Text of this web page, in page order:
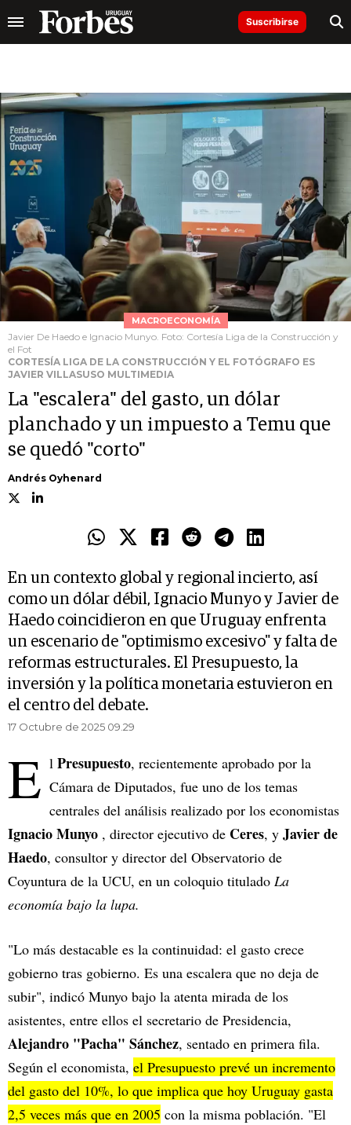
Suscribirse
MACROECONOMÍA
Javier De Haedo e Ignacio Munyo. Foto: Cortesía Liga de la Construcción y
el Fot
CORTESÍA LIGA DE LA CONSTRUCCIÓN Y EL FOTÓGRAFO ES
JAVIER VILLASUSO MULTIMEDIA
La "escalera" del gasto, un dólar
planchado y un impuesto a Temu que
se quedó "corto"
Andrés Oyhenard
En un contexto global y regional incierto, así
como un dólar débil, Ignacio Munyo y Javier de
Haedo coincidieron en que Uruguay enfrenta
un escenario de "optimismo excesivo" y falta de
reformas estructurales. El Presupuesto, la
inversión y la política monetaria estuvieron en
el centro del debate.
17 Octubre de 2025 09.29
E l Presupuesto, recientemente aprobado por la
Cámara de Diputados, fue uno de los temas
centrales del análisis realizado por los economistas
Ignacio Munyo , director ejecutivo de Ceres, y Javier de
Haedo, consultor y director del Observatorio de
Coyuntura de la UCU, en un coloquio titulado La
economía bajo la lupa.
"Lo más destacable es la continuidad: el gasto crece
gobierno tras gobierno. Es una escalera que no deja de
subir", indicó Munyo bajo la atenta mirada de los
asistentes, entre ellos el secretario de Presidencia,
Alejandro "Pacha" Sánchez, sentado en primera fila.
Según el economista, el Presupuesto prevé un incremento
del gasto del 10%, lo que implica que hoy Uruguay gasta
2,5 veces más que en 2005 con la misma población. "El